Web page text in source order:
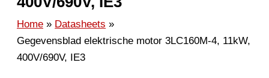
Home
Datasheets
Gegevensblad elektrische motor 3LC160M-4, 11kW,
400V/690V, IE3